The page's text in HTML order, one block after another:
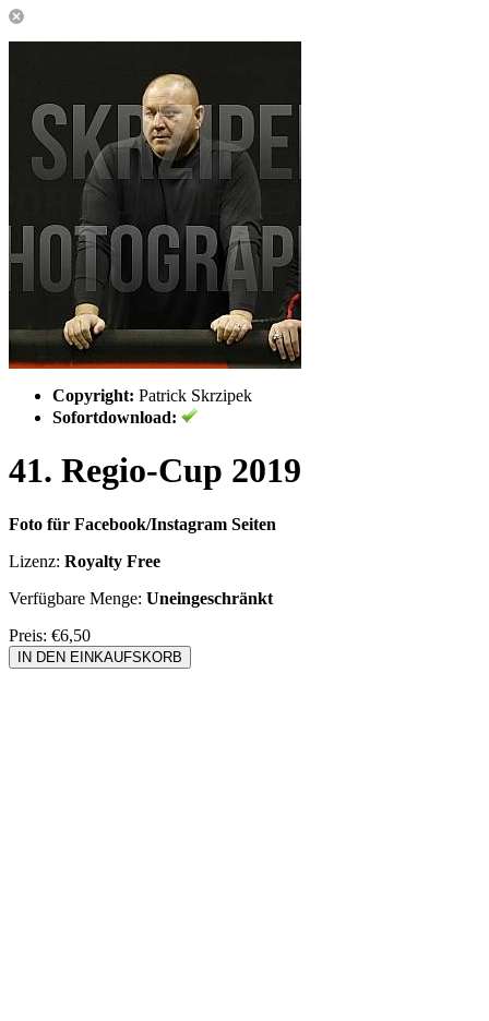
Copyright: Patrick Skrzipek
Sofortdownload:
41. Regio-Cup 2019
Foto für Facebook/Instagram Seiten
Lizenz: Royalty Free
Verfügbare Menge: Uneingeschränkt
Preis: €6,50